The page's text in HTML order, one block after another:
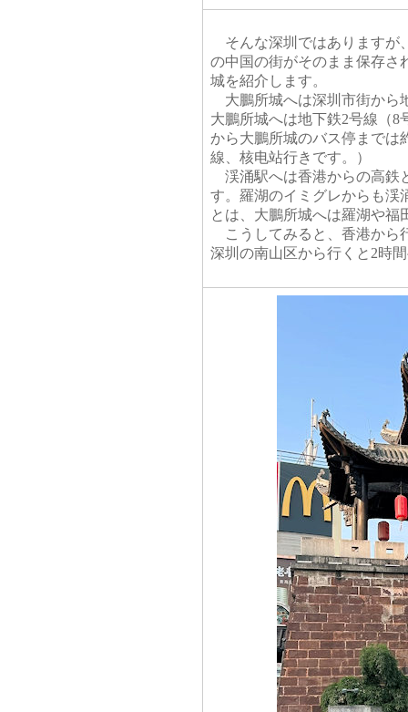
そんな深圳ではありますが
の中国の街がそのまま保存さ
城を紹介します。
大鵬所城へは深圳市街から
大鵬所城へは地下鉄2号線（
から大鵬所城のバス停までは
線、核电站行きです。）
渓涌駅へは香港からの高鉄
す。羅湖のイミグレからも渓
とは、大鵬所城へは羅湖や
こうしてみると、香港から
深圳の南山区から行くと2時